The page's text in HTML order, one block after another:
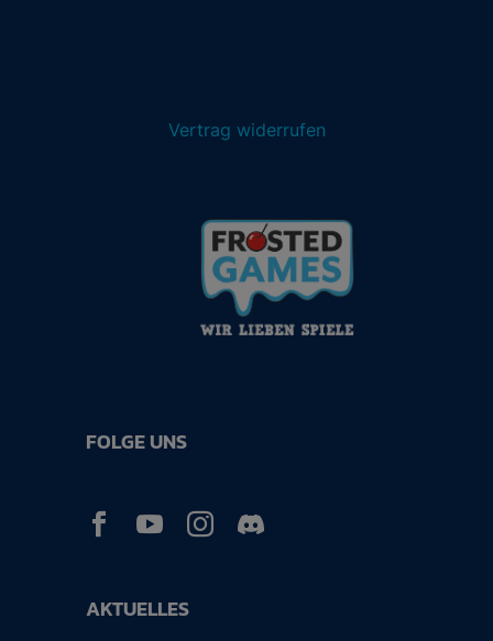
Vertrag widerrufen
AKTUELLES
FOLGE UNS
  